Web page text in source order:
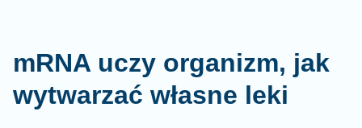
wytwarzać własne leki
Naukowcy tak